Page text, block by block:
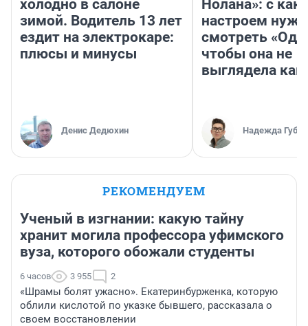
холодно в салоне
зимой. Водитель 13 лет
ездит на электрокаре:
плюсы и минусы
Денис Дедюхин
Нолана»: с
настроем
смотреть
чтобы она не
выглядела как
Надежда
РЕКОМЕНДУЕМ
Ученый в изгнании: какую тайну
хранит могила профессора уфимского
вуза, которого обожали студенты
6 часов 3 955 2
«Шрамы болят ужасно». Екатеринбурженка, которую
облили кислотой по указке бывшего, рассказала о
своем восстановлении